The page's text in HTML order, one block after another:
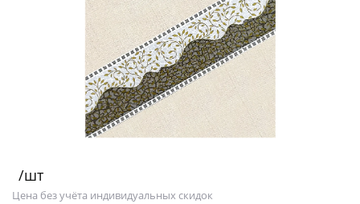
/шт
Цена без учёта индивидуальных скидок
Добавляйте товары
в корзину
Оплачивайте сегодня только
% картой любого банка